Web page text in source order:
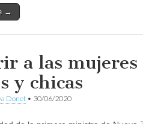
→
a las
y chicas
Donet • 30/06/2020